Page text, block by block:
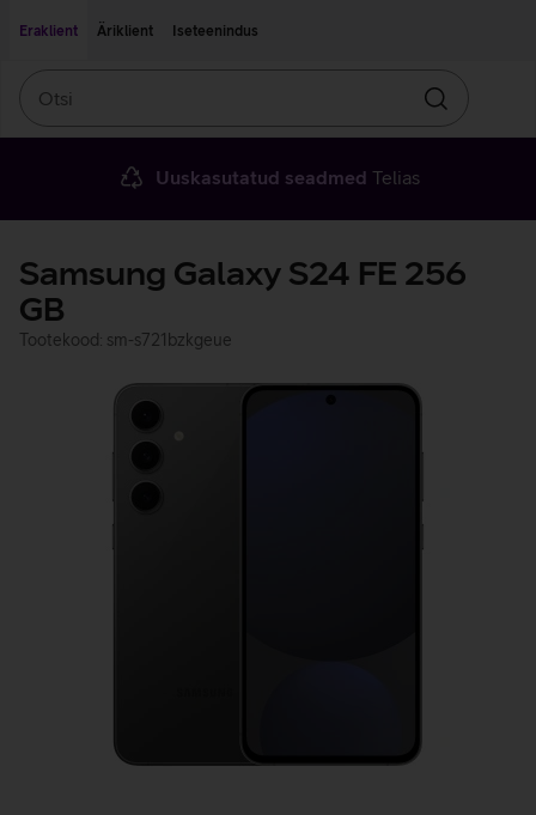
Eraklient
Äriklient Iseteenindus
Otsin
Uuskasutatud seadmed Telias
Samsung Galaxy S24 FE 256
GB
Tootekood: sm-s721bzkgeue